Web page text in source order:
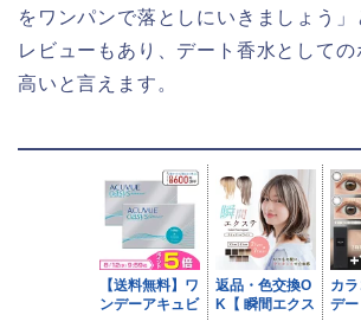
をワンパンで落としにいきましょう」
レビューもあり、デート香水としての
高いと言えます。